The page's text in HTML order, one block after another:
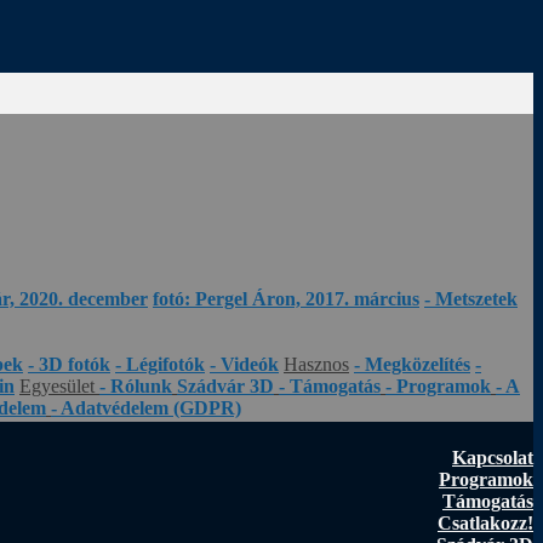
2020. december fotó: Pergel Áron, 2017. március - Metszetek
- 3D fotók - Légifotók - Videók Hasznos - Megközelítés -
Egyesület - Rólunk Szádvár 3D - Támogatás - Programok - A
- Adatvédelem (GDPR)
Kapcsolat
Programok
Támogatás
Csatlakozz!